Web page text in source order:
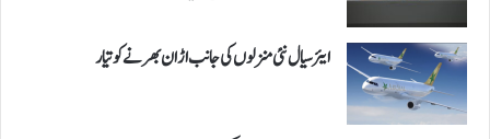
ایئر سیال نئی منزلوں کی جانب اڑان بھرنے کو تیار